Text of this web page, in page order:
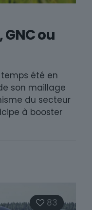
GNC ou
été en
son maillage
du secteur
à booster
83